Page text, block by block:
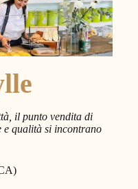
il punto vendita di
e qualità si incontrano